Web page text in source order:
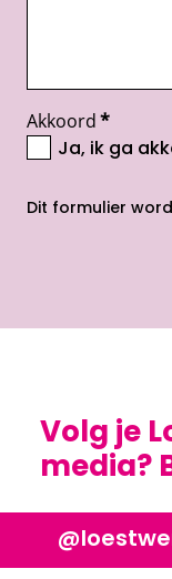
Akkoord*
Ja, ik ga
Dit formulier
Volg je
media?